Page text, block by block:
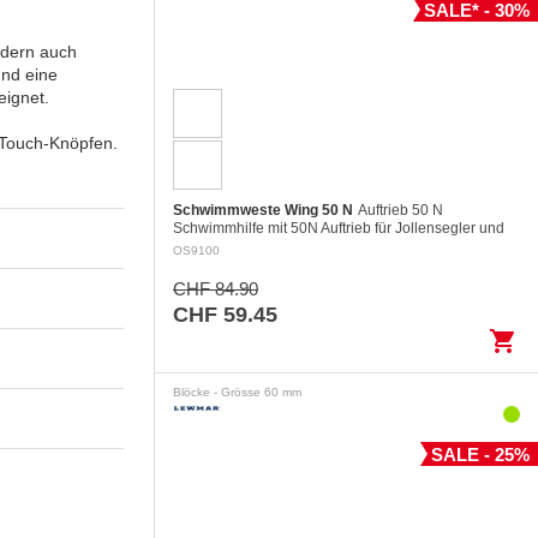
auch
eine
Knöpfen.
SALE* - 30%
Schwimmweste Wing 50 N Auftrieb 50 N
Schwimmhilfe mit 50N Auftrieb für Jollensegler und
Yachtsegler in geschütztem Wasser. Modernes
OS9100
CHF 84.90
CHF 59.45
shopping_cart
Blöcke - Grösse 60 mm
SALE - 25%